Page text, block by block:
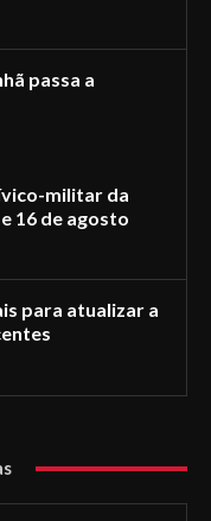
passa a
militar da
16 de agosto
para atualizar a